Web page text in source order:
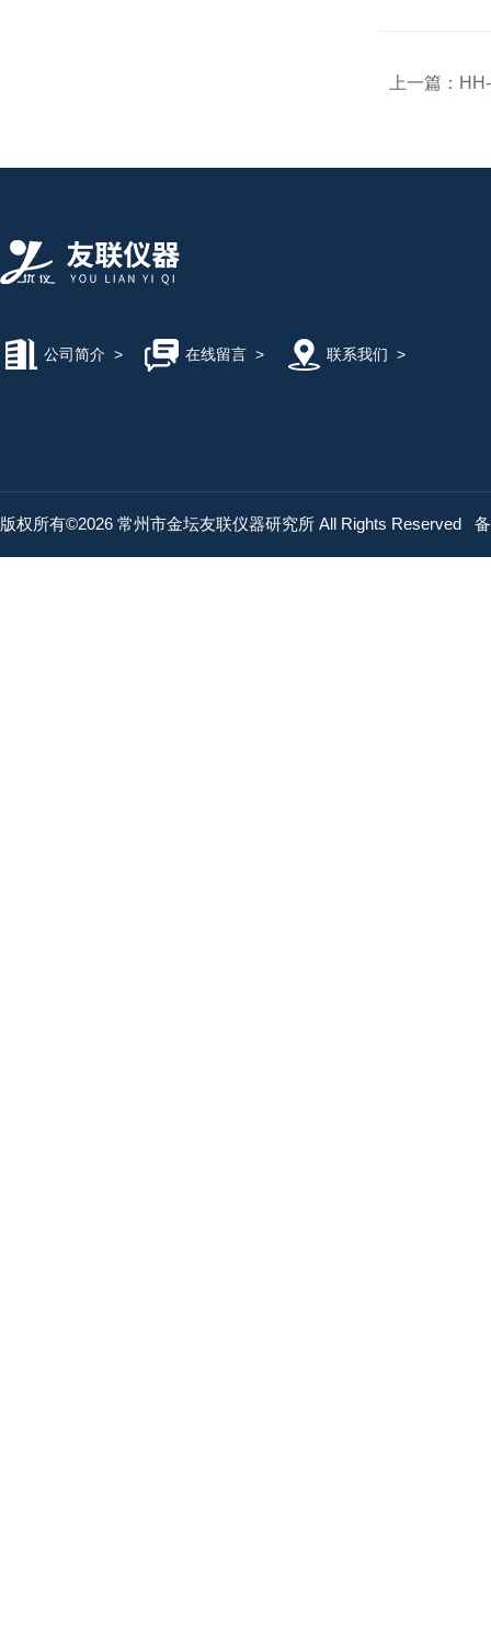
上一篇：
公司简介 > 在线留言> 联系我们 >
版权所有©2026 常州市金坛友联仪器研究所 All Rights Reserved